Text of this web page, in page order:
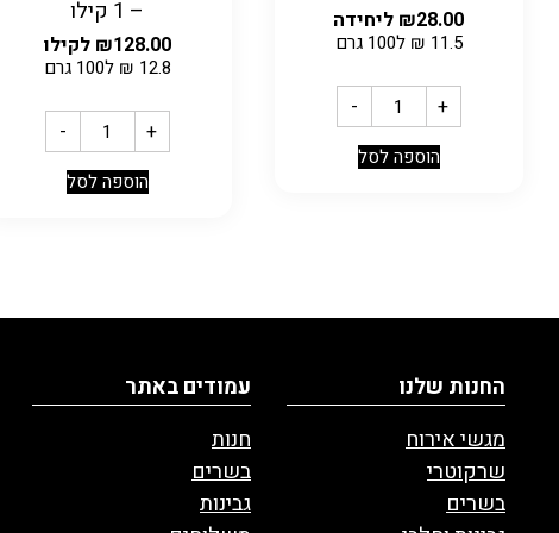
₪28.00 ליחידה
11.5
₪ ל100 גרם
- +
הוספה לסל
– 1 קילו
₪128.00 לקילו
12.8
₪ ל100 גרם
- +
הוספה לסל
החנות שלנו
מגשי אירוח
שרקוטרי
בשרים
עמודים באתר
חנות
בשרים
גבינות